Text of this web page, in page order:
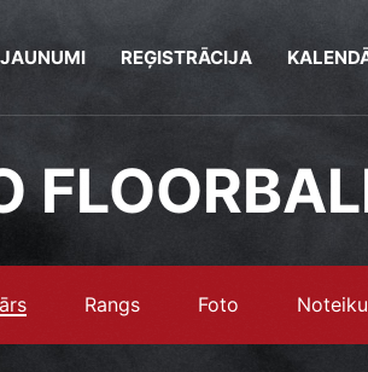
JAUNUMI REĢISTRĀCIJA
Rangs Foto